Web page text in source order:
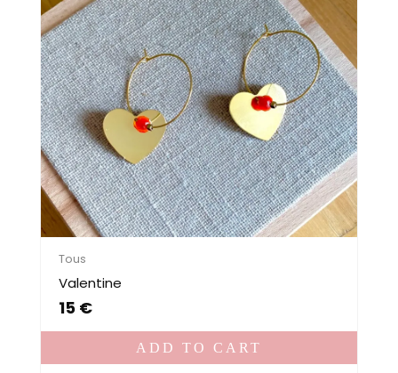
Tous
Valentine
15 €
ADD TO CART